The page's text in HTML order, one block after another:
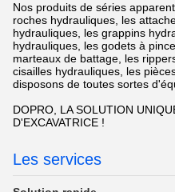
Nos produits de séries
roches hydrauliques, les
hydrauliques, les grappins
hydrauliques, les godets à
marteaux de battage, les
cisailles hydrauliques, les
disposons de toutes sortes
DOPRO, LA SOLUTION
D'EXCAVATRICE !
Les services